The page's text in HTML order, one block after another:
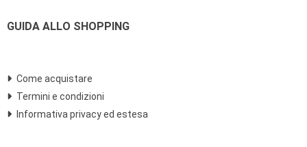
GUIDA ALLO SHOPPING
Come acquistare
Termini e condizioni
Informativa privacy ed estesa